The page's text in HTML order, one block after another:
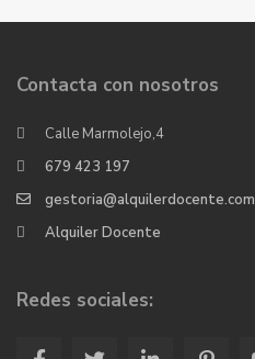
Contacta con nosotros
Calle Marmolejo,4
679 423 197
gestoria@alquilerdocente.com
Alquiler Docente
Redes sociales: